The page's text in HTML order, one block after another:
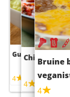
Guacamole
4
Chili con
4
Bruine
4